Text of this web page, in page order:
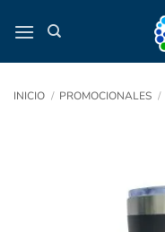
INICIO / PROMOCIONALES /